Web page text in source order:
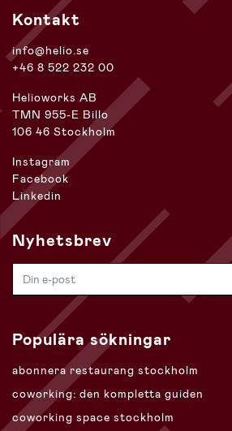
Kontakt
info@helio.se
+46 8 522 232 00
Helioworks AB
TMN 955-E Billo
106 46 Stockholm
Instagram
Facebook
Linkedin
Nyhetsbrev
Populära sökningar
abonnera restaurang stockholm
coworking: den kompletta guiden
coworking space stockholm